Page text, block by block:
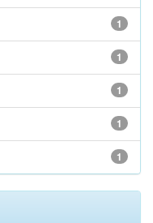
1
1
1
1
1